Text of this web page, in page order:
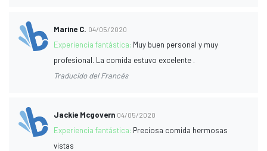
Marine C. 04/05/2020
Experiencia fantástica: Muy buen personal y muy
profesional. La comida estuvo excelente .
Traducido del Francés
Jackie Mcgovern 04/05/2020
Experiencia fantástica: Preciosa comida hermosas
vistas